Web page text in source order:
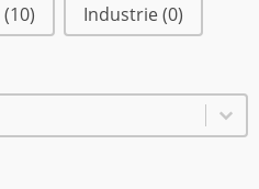
(10) Industrie(0)